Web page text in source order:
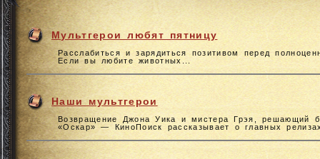
Мультгерои любят пятницу
Расслабиться и зарядиться позитивом перед
Если вы любите животных...
Наши мультгерои
Возвращение Джона Уика и мистера Грэя,
«Оскар» — КиноПоиск рассказывает о главных